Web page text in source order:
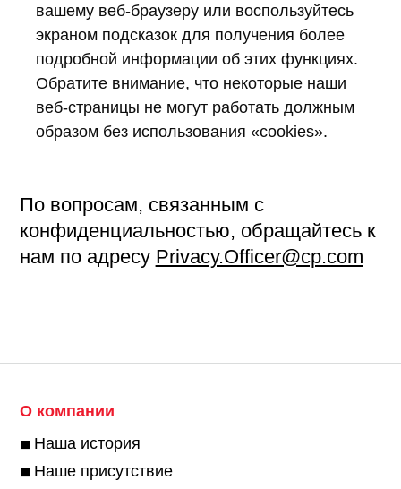
вашему веб-браузеру или воспользуйтесь
экраном подсказок для получения более
подробной информации об этих функциях.
Обратите внимание, что некоторые наши
веб-страницы не могут работать должным
образом без использования «cookies».
По вопросам, связанным с
конфиденциальностью, обращайтесь к
нам по адресу Privacy.Officer@cp.com
О компании
Наша история
Наше присутствие